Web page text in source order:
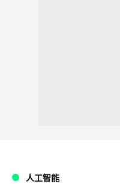
人工智能